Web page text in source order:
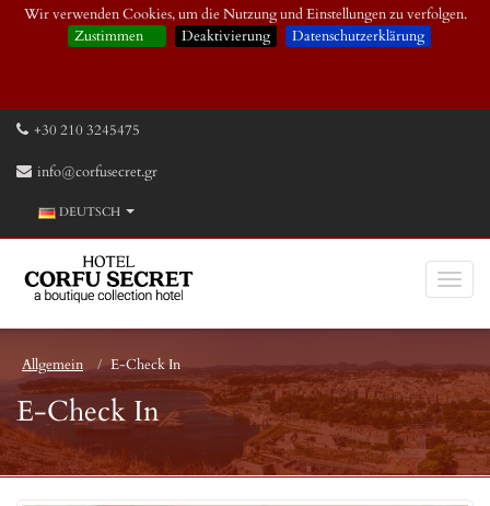
Wir verwenden Cookies, um die Nutzung und Einstellungen zu verfolgen.
Zustimmen
Deaktivierung Datenschutzerklärung
+30 210 3245475
info@corfusecret.gr
DEUTSCH
Allgemein E-Check In
E-Check In